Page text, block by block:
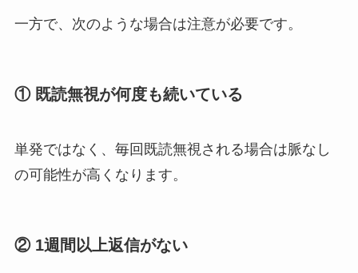
一方で、次のような場合は注意が必要です。
① 既読無視が何度も続いている
単発ではなく、毎回既読無視される場合は脈なし
の可能性が高くなります。
② 1週間以上返信がない